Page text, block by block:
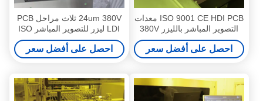
ISO 9001 CE HDI PCB معدات
التصوير المباشر بالليزر 380V
ثلاث مراحل
احصل على أفضل سعر
24um 380V ثلاث مراحل PCB
LDI ليزر للتصوير المباشر ISO
9001 CE LD ليزر
احصل على أفضل سعر